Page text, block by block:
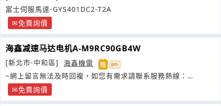
富士伺服馬達-GYS401DC2-T2A
免費詢價
海鑫减速马达电机A-M9RC90GB4W
[新北市-中和區]
海鑫機電
~網上留言無法及時回複，如您有需求請聯系服務熱線：
0910011239
免費詢價